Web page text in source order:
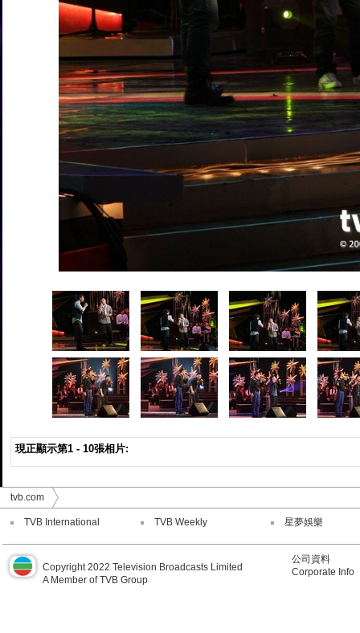
現正顯示第1 - 10張相片:
tvb.com
TVB International TVB Weekly 星夢娛樂
Copyright 2022 Television Broadcasts Limited
A Member of TVB Group
公司資料
Corporate Info